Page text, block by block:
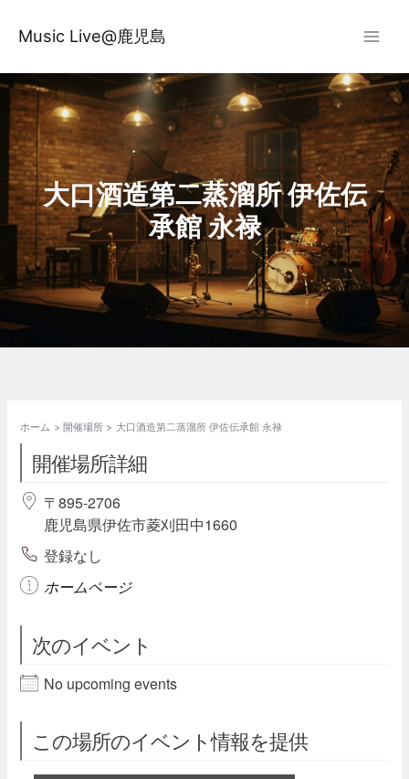
ス
キ
プ
Music Live@鹿児島
大口酒造第二蒸溜所 伊佐伝
承館 永禄
ホーム 開催場所 大口酒造第二蒸溜所 伊佐伝承館 永禄
開催場所詳細
〒895-2706
鹿児島県伊佐市菱刈田中1660
登録なし
ホームページ
次のイベント
No upcoming events
この場所のイベント情報を提供